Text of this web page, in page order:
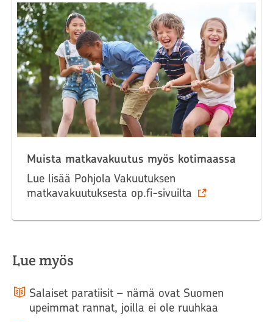
Muista matkavakuutus myös kotimaassa
Lue lisää Pohjola Vakuutuksen
matkavakuutuksesta op.fi-sivuilta
Lue myös
Salaiset paratiisit – nämä ovat Suomen
upeimmat rannat, joilla ei ole ruuhkaa